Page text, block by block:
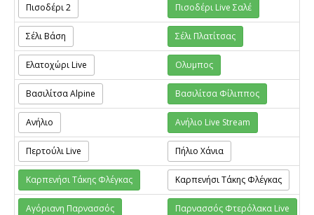
Πισοδέρι 2 Πισοδέρι Live Σαλέ
Σέλι Βάση Σέλι Πλατίτσας
Ελατοχώρι Live Ολυμπος
Βασιλίτσα Alpine Βασιλίτσα Φίλιππος
Ανήλιο Ανήλιο Live Stream
Περτούλι Live Πήλιο Χάνια
Καρπενήσι Τάκης Φλέγκας Καρπενήσι Τάκης Φλέγκας
Αγόριανη Παρνασσός Παρνασσός Φτερόλακα Live